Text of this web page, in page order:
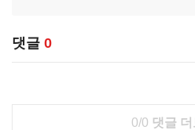
댓글 0
0/0 댓글 더